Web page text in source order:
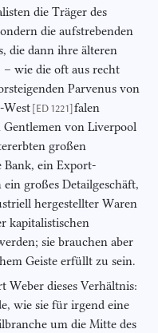
die Träger des
die aufstrebenden
die dann ihre älteren
wie die oft aus recht
Parvenus von
West [ED 1221] falen
von Liverpool
großen
Bank, ein Export-
großes Detailgeschäft,
hergestellter Waren
kapitalistischen
sie brauchen aber
Geiste erfüllt zu sein.
Weber dieses Verhältnis:
wie sie für irgend eine
um die Mitte des